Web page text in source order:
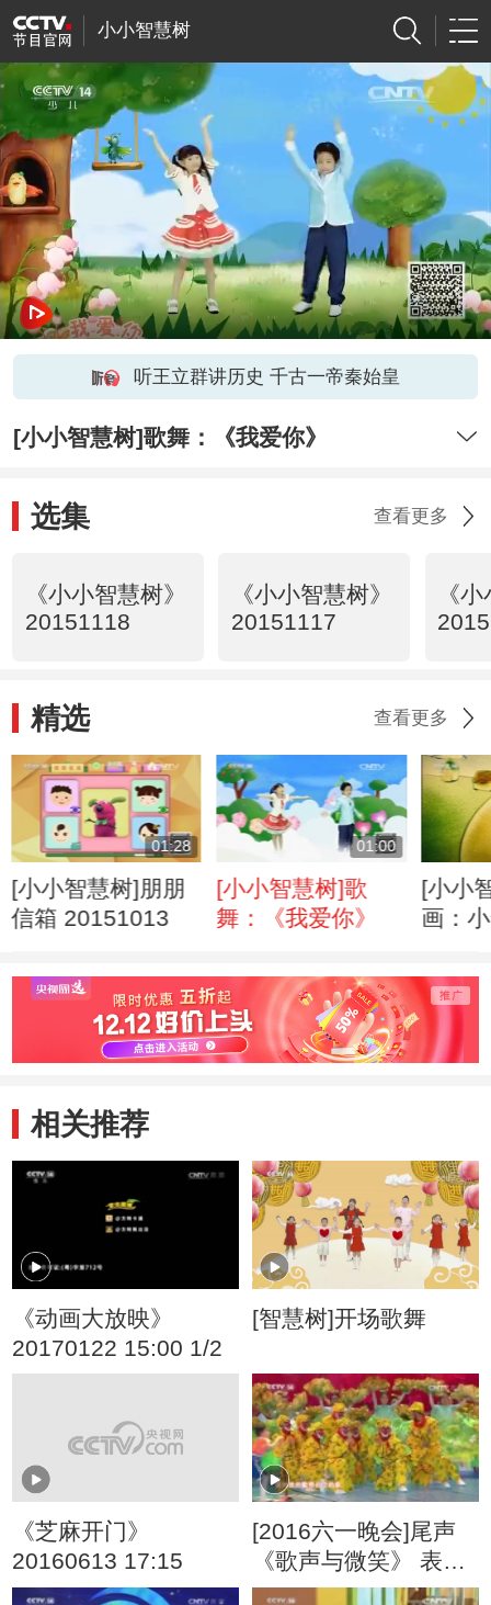
小小智慧树
听王立群讲历史 千古一帝秦始皇
[小小智慧树]歌舞：《我爱你》
选集 查看更多
《小小智慧树》
20151118
《小小智慧树》
20151117
《
精选 查看更多
01:28
[小小智慧树]朋朋
信箱 20151013
01:00
[小小智慧树]歌
舞：《我爱你》
[小小
画：
相关推荐
《动画大放映》
20170122 15:00 1/2
[智慧树]开场歌舞
《芝麻开门》
20160613 17:15
[2016六一晚会]尾声
《歌声与微笑》 表
演：银河少儿电视艺